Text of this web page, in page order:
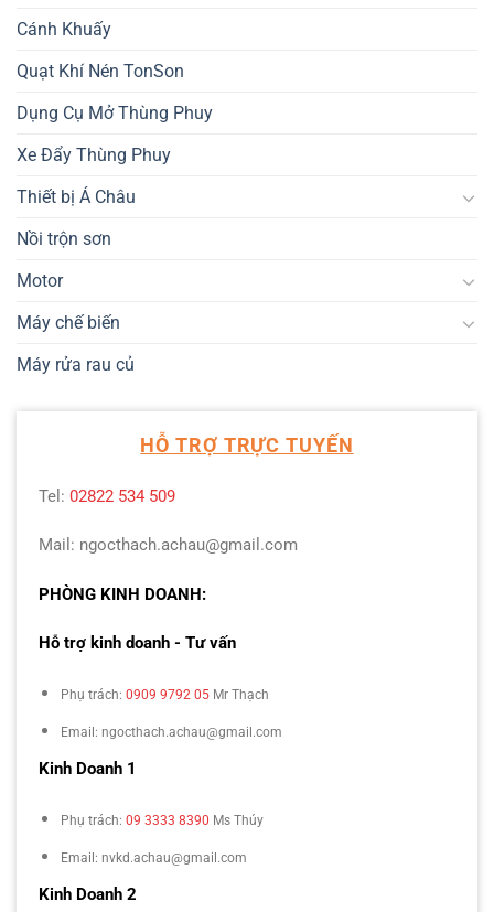
Cánh Khuấy
Quạt Khí Nén TonSon
Dụng Cụ Mở Thùng Phuy
Xe Đẩy Thùng Phuy
Thiết bị Á Châu
Nồi trộn sơn
Motor
Máy chế biến
Máy rửa rau củ
HỖ TRỢ TRỰC TUYẾN
Tel: 02822 534 509
Mail: ngocthach.achau@gmail.com
PHÒNG KINH DOANH:
Hỗ trợ kinh doanh - Tư vấn
Phụ trách: 0909 9792 05 Mr Thạch
Email: ngocthach.achau@gmail.com
Kinh Doanh 1
Phụ trách: 09 3333 8390 Ms Thúy
Email: nvkd.achau@gmail.com
Kinh Doanh 2